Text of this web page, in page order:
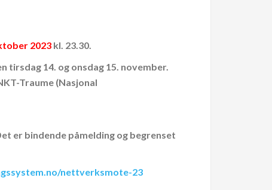
2023 kl. 23.30.
14. og onsdag 15. november.
Traume (Nasjonal
er bindende påmelding og begrenset
nettverksmote-23